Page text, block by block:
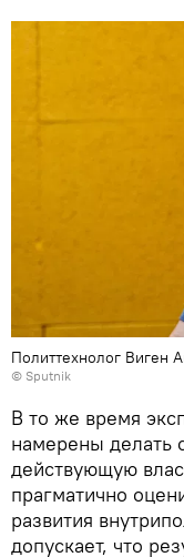
Политтехнолог Виген
© Sputnik
В то же время
намерены делать
действующую
прагматично
развития
допускает, что